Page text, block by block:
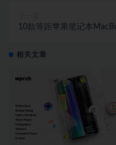
10款等距苹果笔记本
相关文章